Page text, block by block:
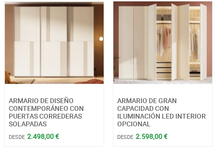
ARMARIO DE DISEÑO
CONTEMPORÁNEO CON
PUERTAS CORREDERAS
SOLAPADAS
DESDE 2.498,00 €
ARMARIO DE GRAN
CAPACIDAD CON
ILUMINACIÓN LED INTERIOR
OPCIONAL
DESDE 2.598,00 €